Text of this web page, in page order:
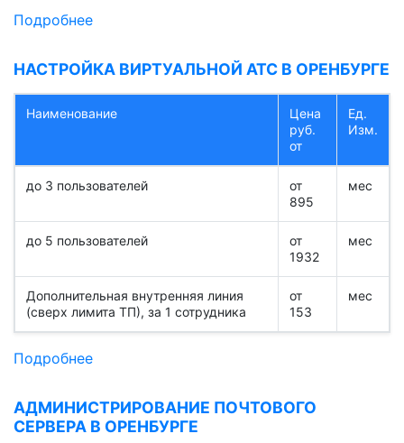
Подробнее
НАСТРОЙКА ВИРТУАЛЬНОЙ АТС В ОРЕНБУРГЕ
Наименование
Цена
руб.
от
Ед.
Изм.
до 3 пользователей
от
895
мес
до 5 пользователей
от
1932
мес
Дополнительная внутренняя линия
(сверх лимита ТП), за 1 сотрудника
от
153
мес
Подробнее
АДМИНИСТРИРОВАНИЕ ПОЧТОВОГО
СЕРВЕРА В ОРЕНБУРГЕ